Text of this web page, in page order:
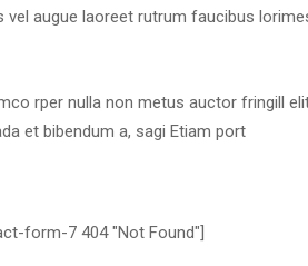
augue laoreet rutrum faucibus
rper nulla non metus auctor fringill
et bibendum a, sagi Etiam port
form-7 404 "Not Found"]